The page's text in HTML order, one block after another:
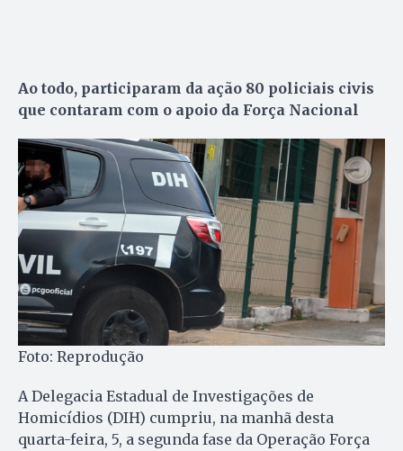
Ao todo, participaram da ação 80 policiais civis
que contaram com o apoio da Força Nacional
Foto: Reprodução
A Delegacia Estadual de Investigações de
Homicídios (DIH) cumpriu, na manhã desta
quarta-feira, 5, a segunda fase da Operação Força